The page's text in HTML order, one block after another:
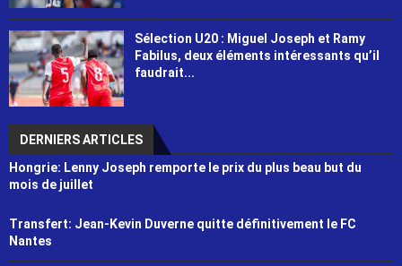
Sélection U20 : Miguel Joseph et Ramy
Fabilus, deux éléments intéressants qu’il
faudrait...
DERNIERS ARTICLES
Hongrie: Lenny Joseph remporte le prix du plus beau but du
mois de juillet
Transfert: Jean-Kevin Duverne quitte définitivement le FC
Nantes